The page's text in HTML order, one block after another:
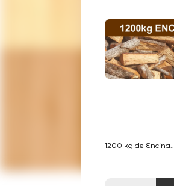
1200 kg de Encina...